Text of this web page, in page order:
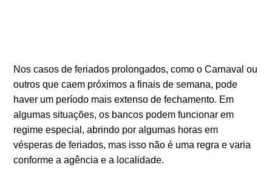
Nos casos de feriados prolongados, como o Carnaval ou
outros que caem próximos a finais de semana, pode
haver um período mais extenso de fechamento. Em
algumas situações, os bancos podem funcionar em
regime especial, abrindo por algumas horas em
vésperas de feriados, mas isso não é uma regra e varia
conforme a agência e a localidade.